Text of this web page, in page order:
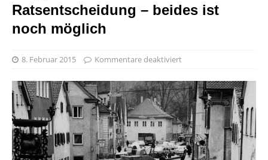
Ratsentscheidung – beides ist
noch möglich
8. Februar 2015 Kommentare deaktiviert